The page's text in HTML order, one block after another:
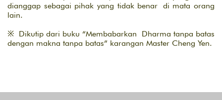
dianggap sebagai pihak yang tidak benar di mata orang
lain.
※ Dikutip dari buku “Membabarkan Dharma tanpa batas
dengan makna tanpa batas” karangan Master Cheng Yen.